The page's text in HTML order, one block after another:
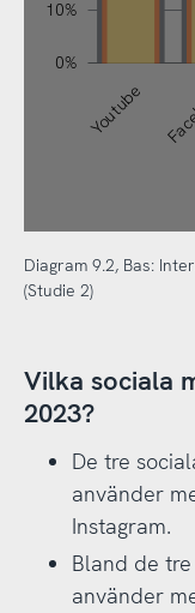
10%
0%
Youtube
Diagram 9.2, Bas:
(Studie 2)
Vilka sociala
2023?
De tre
använder
Instagram.
Bland de
använder